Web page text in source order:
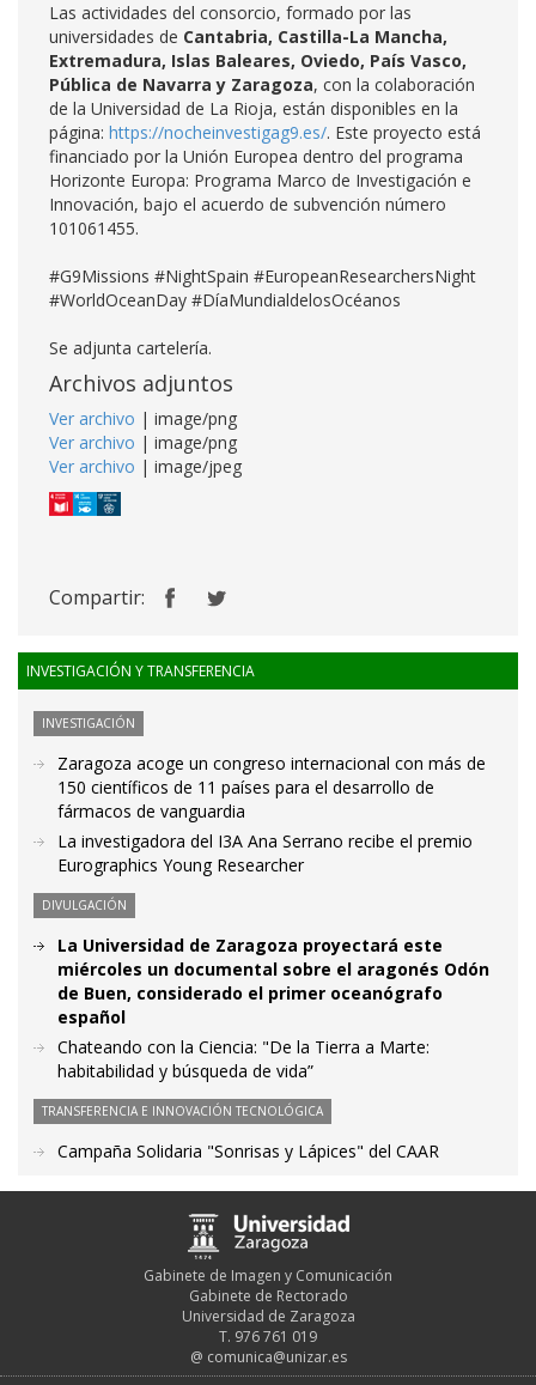
Las actividades del consorcio, formado por las
universidades de Cantabria, Castilla-La Mancha,
Extremadura, Islas Baleares, Oviedo, País Vasco,
Pública de Navarra y Zaragoza, con la colaboración
de la Universidad de La Rioja, están disponibles en la
página: https://nocheinvestigag9.es/. Este proyecto está
financiado por la Unión Europea dentro del programa
Horizonte Europa: Programa Marco de Investigación e
Innovación, bajo el acuerdo de subvención número
101061455.
#G9Missions #NightSpain #EuropeanResearchersNight
#WorldOceanDay #DíaMundialdelosOcéanos
Se adjunta cartelería.
Archivos adjuntos
Ver archivo | image/png
Ver archivo | image/png
Ver archivo | image/jpeg
Compartir:
INVESTIGACIÓN Y TRANSFERENCIA
INVESTIGACIÓN
Zaragoza acoge un congreso internacional con más de
150 científicos de 11 países para el desarrollo de
fármacos de vanguardia
La investigadora del I3A Ana Serrano recibe el premio
Eurographics Young Researcher
DIVULGACIÓN
La Universidad de Zaragoza proyectará este
miércoles un documental sobre el aragonés Odón
de Buen, considerado el primer oceanógrafo
español
Chateando con la Ciencia: "De la Tierra a Marte:
habitabilidad y búsqueda de vida”
TRANSFERENCIA E INNOVACIÓN TECNOLÓGICA
Campaña Solidaria "Sonrisas y Lápices" del CAAR
Gabinete de Imagen y Comunicación
Gabinete de Rectorado
Universidad de Zaragoza
T. 976 761 019
@ comunica@unizar.es